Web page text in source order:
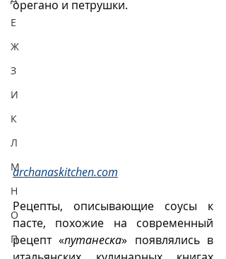
Е
Ж
З
И
К
Л
М
Н
О
П
орегано и петрушки.
archanaskitchen.com
Рецепты, описывающие соусы к
пасте, похожие на современный
рецепт «путанеска» появлялись в